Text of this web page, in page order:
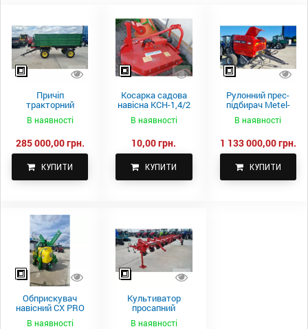
Причіп
тракторний
самоскидний
Spike 2 ПТС-4
В наявності
285 000,00 грн.
КУПИТИ
Косарка садова
навісна КСН-1,4/2
В наявності
10,00 грн.
КУПИТИ
Рулонний прес-
підбирач Metel-
Fach Z 587
В наявності
1 133 000,00 грн.
КУПИТИ
Обприскувач
навісний CX PRO
В наявності
Культиватор
просапний
КПН-5,6-05
В наявності